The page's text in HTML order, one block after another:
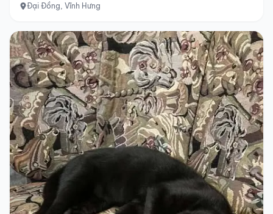
Đại Đồng, Vĩnh Hưng